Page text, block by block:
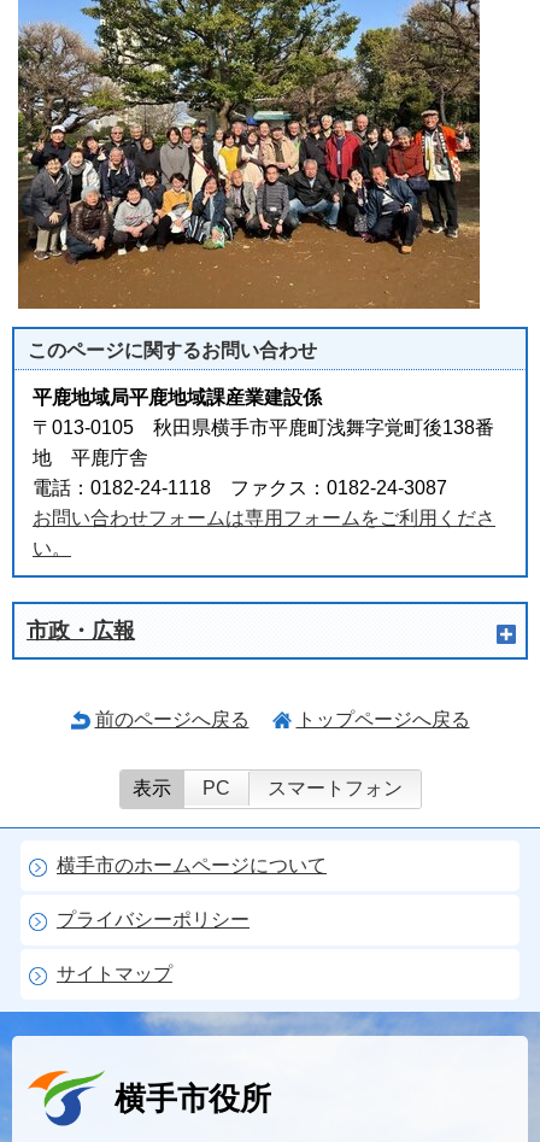
このページに関するお問い合わせ
平鹿地域局平鹿地域課産業建設係
〒013-0105 秋田県横手市平鹿町浅舞字覚町後138番
地 平鹿庁舎
電話：0182-24-1118 ファクス：0182-24-3087
お問い合わせフォームは専用フォームをご利用くださ
い。
市政・広報
前のページへ戻る トップページへ戻る
表示 PC スマートフォン
横手市のホームページについて
プライバシーポリシー
サイトマップ
横手市役所